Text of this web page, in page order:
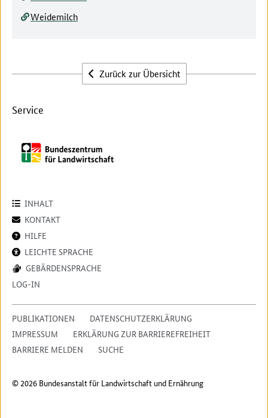
Weidemilch
Zurück zur Übersicht
Service
INHALT
KONTAKT
HILFE
LEICHTE SPRACHE
GEBÄRDENSPRACHE
LOG-IN
PUBLIKATIONEN
DATENSCHUTZERKLÄRUNG
IMPRESSUM
ERKLÄRUNG ZUR BARRIEREFREIHEIT
BARRIERE MELDEN
SUCHE
© 2026 Bundesanstalt für Landwirtschaft und Ernährung